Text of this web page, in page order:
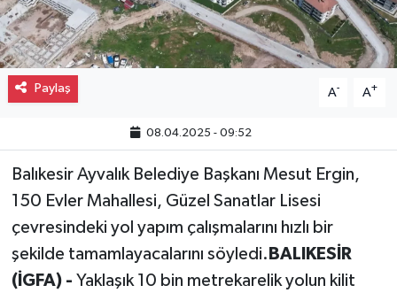
Paylaş A- A+
08.04.2025 - 09:52
Balıkesir Ayvalık Belediye Başkanı Mesut Ergin,
150 Evler Mahallesi, Güzel Sanatlar Lisesi
çevresindeki yol yapım çalışmalarını hızlı bir
şekilde tamamlayacalarını söyledi. BALIKESİR
(İGFA) - Yaklaşık 10 bin metrekarelik yolun kilit
Gayrimenkul
Spor